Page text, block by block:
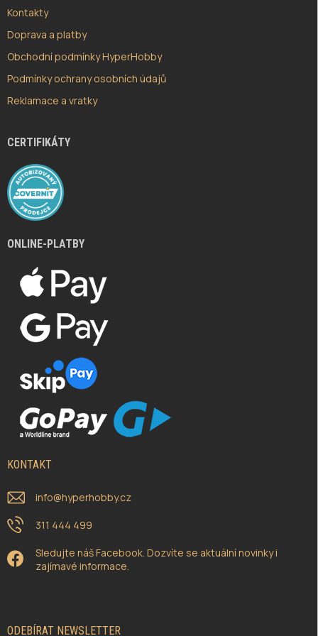
Kontakty
Doprava a platby
Obchodní podmínky HyperHobby
Podmínky ochrany osobních údajů
Reklamace a vratky
CERTIFIKÁTY
ONLINE-PLATBY
KONTAKT
info@hyperhobby.cz
311 444 499
Sledujte náš Facebook. Dozvíte se aktuální novinky i
zajímavé informace.
ODEBÍRAT NEWSLETTER